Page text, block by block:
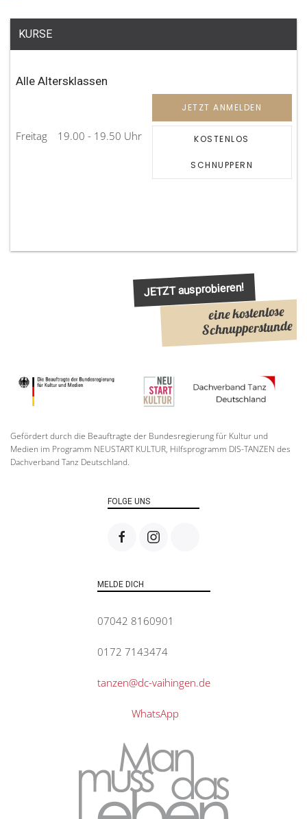
KURSE
Alle Altersklassen
Freitag 19.00 - 19.50 Uhr
JETZT ANMELDEN
KOSTENLOS
SCHNUPPERN
JETZT ausprobieren!
eine kostenlose
Schnupperstunde
Gefördert durch die Beauftragte der Bundesregierung für Kultur und
Medien im Programm NEUSTART KULTUR, Hilfsprogramm DIS-TANZEN des
Dachverband Tanz Deutschland.
FOLGE UNS
MELDE DICH
07042 8160901
0172 7143474
tanzen@dc-vaihingen.de
WhatsApp